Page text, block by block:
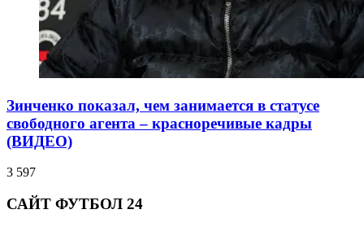
Зинченко показал, чем занимается в статусе
свободного агента – красноречивые кадры
(ВИДЕО)
3 597
САЙТ ФУТБОЛ 24